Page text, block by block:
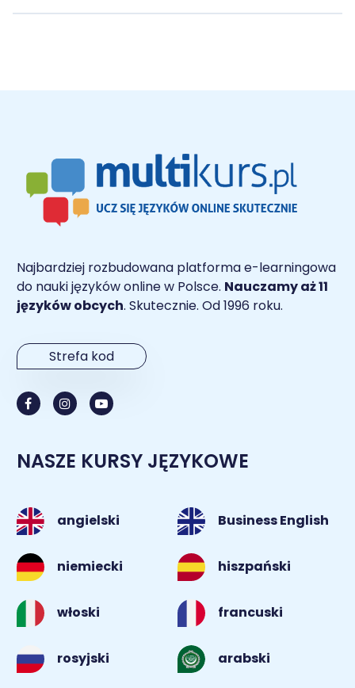
Najbardziej rozbudowana platforma e-learningowa
do nauki języków online w Polsce. Nauczamy aż 11
języków obcych. Skutecznie. Od 1996 roku.
Strefa kod
NASZE KURSY JĘZYKOWE
angielski Business English
niemiecki hiszpański
włoski francuski
rosyjski arabski